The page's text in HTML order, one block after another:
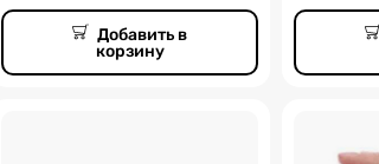
Добавить в
корзину